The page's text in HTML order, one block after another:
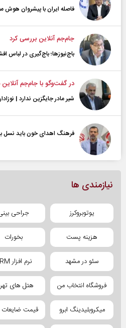
فاصله ایران با پیشرو‌ان
جام‌جم آنلاین بررسی کرد
باج‌نیوزها؛ باج‌گیری در لباس
در گفت‌و‌گو با جام‌جم
شیر مادر جایگزین ندارد |
فرهنگ اهدای خون باید نسل
نیازمندی ها
یوتوبروکرز جراحی
هزینه پست بخورات
سئو در مشهد نرم افزار CRM
فروشگاه انتخاب من هتل های
میکروبلیدینگ ابرو قیمت